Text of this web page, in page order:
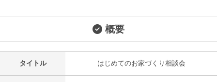
概要
タイトル はじめてのお家づくり相談会